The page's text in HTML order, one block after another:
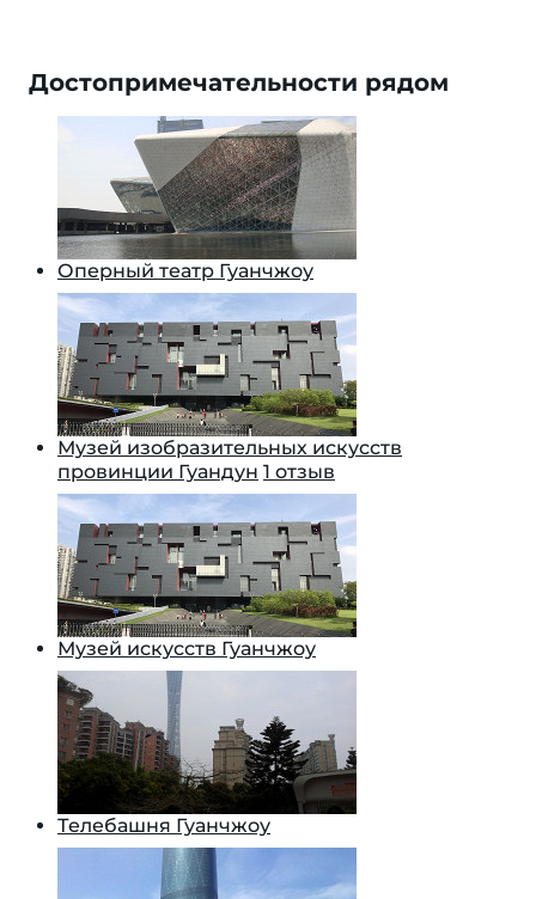
Достопримечательности рядом
Оперный театр Гуанчжоу
Музей изобразительных искусств
провинции Гуандун 1 отзыв
Музей искусств Гуанчжоу
Телебашня Гуанчжоу